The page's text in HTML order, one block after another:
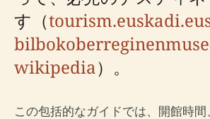
す（
wikipedia）。
この包括的なガイドでは、開館時